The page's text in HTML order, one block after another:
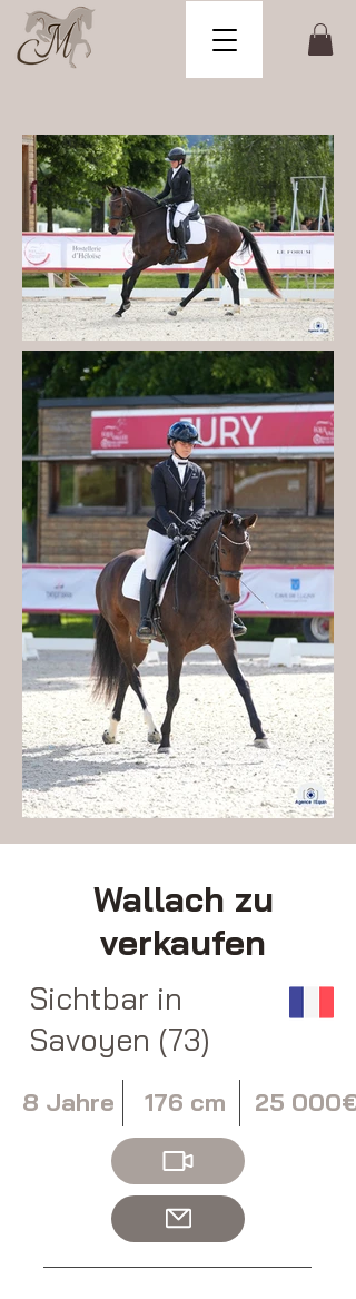
Wallach zu
verkaufen
Sichtbar in
Savoyen (73)
8 Jahre 176 cm 25 000€